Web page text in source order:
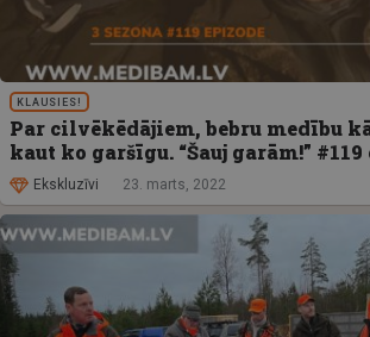
KLAUSIES!
Par cilvēkēdājiem, bebru medību
kaut ko garšīgu. “Šauj garām!”
Ekskluzīvi 23. marts, 2022